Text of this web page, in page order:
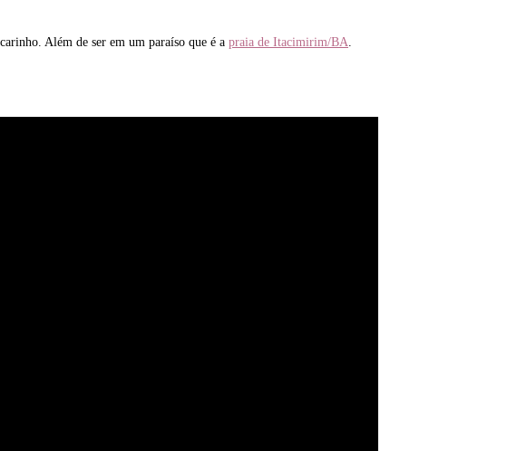
Além de ser em um paraíso que é a praia de Itacimirim/BA.